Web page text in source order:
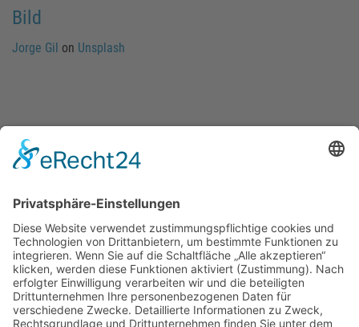
Bild
Jorge Gil on Unsplash
Übersicht
Haltestelle
Sieber Tiefenbeek 451
ca. 200 Meter Fußweg
Downloads